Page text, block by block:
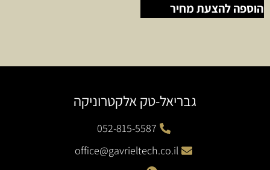
הוספה להצעת מחיר
גבריאל-טק אלקטרוניקה
052-815-5587
office@gavrieltech.co.il